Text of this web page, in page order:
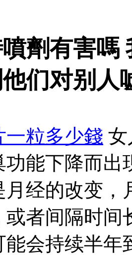
劑有害嗎
们对别人
一粒多少錢 女
功能下降而出
月经的改变，
或者间隔时
能会持续半年